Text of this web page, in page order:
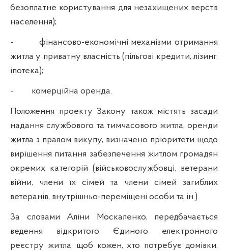
безоплатне користування для незахищених верств
населення);
-
фінансово-економічні механізми отримання
житла у приватну власність (пільгові кредити, лізинг,
іпотека);
- комерційна оренда.
Положення проекту Закону також містять засади
надання службового та тимчасового житла, оренди
житла з правом викупу, визначено пріоритети щодо
вирішення питання забезпечення житлом громадян
окремих категорій (військовослужбовці, ветерани
війни, члени їх сімей та члени сімей загиблих
ветеранів, внутрішньо-переміщені особи та ін.).
За словами Аліни Москаленко, передбачається
ведення відкритого Єдиного електронного
реєстру житла, щоб кожен, хто потребує домівки,